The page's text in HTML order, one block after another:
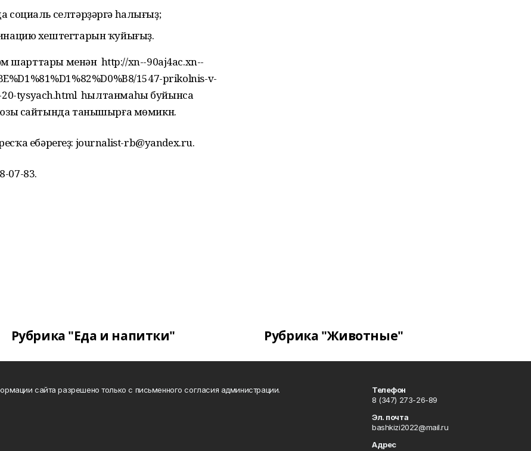
социаль селтәрҙәргә һалығыҙ;
хештегтарын ҡуйығыҙ.
шарттары менән http://xn--90aj4ac.xn--
1547-prikolnis-v-
tysyach.html һылтанмаһы буйынса
сайтында танышырға мөмикн.
ебәрегеҙ: journalist-rb@yandex.ru.
07-83.
Рубрика "Еда и напитки" Рубрика "Животные"
сайта разрешено только с письменного согласия администрации.
Телефон
8 (347) 273-26-89
Эл. почта
bashkizi2022@mail.ru
Адрес